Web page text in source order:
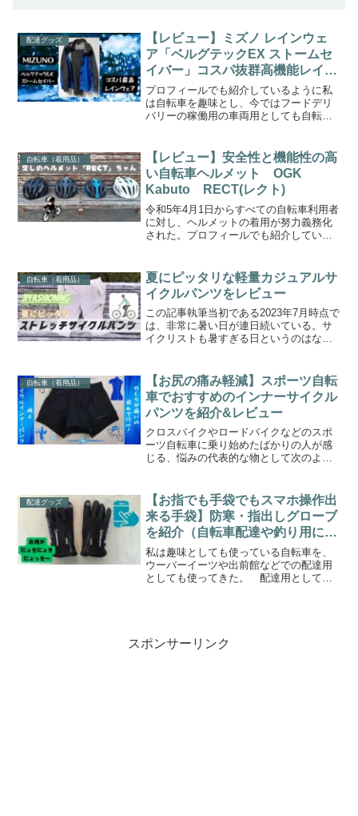
配達グッズ
【レビュー】ミズノ レインウェ
ア「ベルグテックEX ストームセ
イバー」コスパ抜群高機能レイン
ウェア
プロフィールでも紹介しているように私
は自転車を趣味とし、今ではフードデリ
バリーの稼働用の車両用としても自転車
いたが多くのレイングッズを購入してき
た。そこで今回の記事では...
自転車（着用品）
【レビュー】安全性と機能性の高
い自転車ヘルメット OGK
Kabuto RECT(レクト)
令和5年4月1日からすべての自転車利用者
に対し、ヘルメットの着用が努力義務化
された。プロフィールでも紹介している
お仕事でも自転車を利用しているため、
自転車乗車時にはヘル...
自転車（着用品）
夏にピッタリな軽量カジュアルサ
イクルパンツをレビュー
この記事執筆当初である2023年7月時点で
は、非常に暑い日が連日続いている。サ
イクリストも暑すぎる日というのはなか
ルウェアというのはたくさん売られてい
る。私の場合、全身...
自転車（着用品）
【お尻の痛み軽減】スポーツ自転
車でおすすめのインナーサイクル
パンツを紹介&レビュー
クロスバイクやロードバイクなどのスポ
ーツ自転車に乗り始めたばかりの人が感
じる、悩みの代表的な物として次のよう
け…けつとは「尻しり」の事だ。それで
もけつの痛みと闘うおじさま...
配達グッズ
【お指でも手袋でもスマホ操作出
来る手袋】防寒・指出しグローブ
を紹介（自転車配達や釣り用に便
利）
私は趣味としても使っている自転車を、
ウーバーイーツや出前館などでの配達用
としても使ってきた。 配達用として自
スポンサーリンク